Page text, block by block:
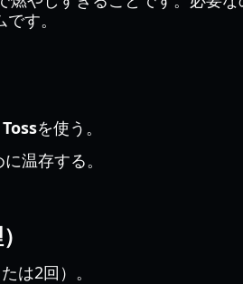
す。
を使う。
温存する。
は2回）。